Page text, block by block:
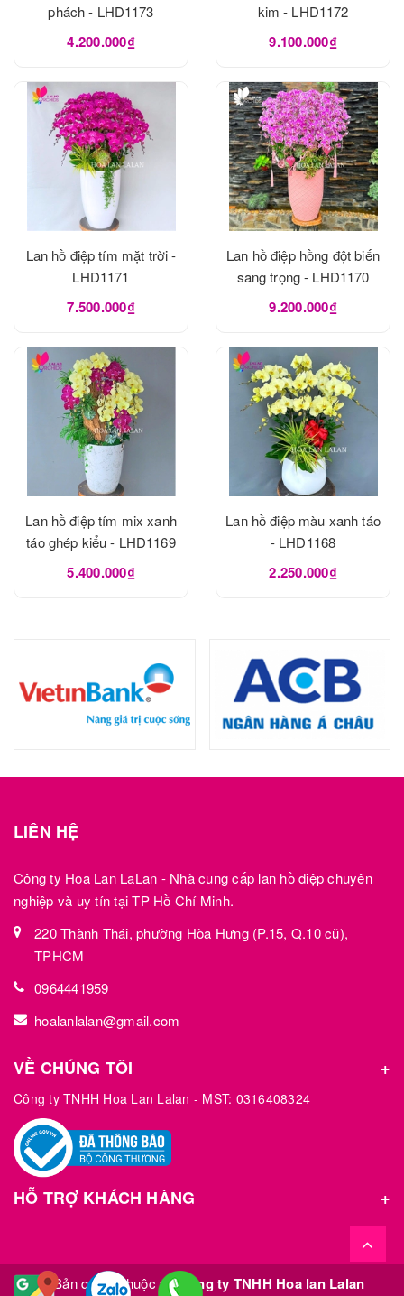
phách - LHD1173
4.200.000₫
kim - LHD1172
9.100.000₫
Lan hồ điệp tím mặt trời -
LHD1171
7.500.000₫
Lan hồ điệp hồng đột biến
sang trọng - LHD1170
9.200.000₫
Lan hồ điệp tím mix xanh
táo ghép kiểu - LHD1169
5.400.000₫
Lan hồ điệp màu xanh táo
- LHD1168
2.250.000₫
LIÊN HỆ
Công ty Hoa Lan LaLan - Nhà cung cấp lan hồ điệp chuyên
nghiệp và uy tín tại TP Hồ Chí Minh.
220 Thành Thái, phường Hòa Hưng (P.15, Q.10 cũ),
TPHCM
0964441959
hoalanlalan@gmail.com
VỀ CHÚNG TÔI
Công ty TNHH Hoa Lan Lalan - MST: 0316408324
HỖ TRỢ KHÁCH HÀNG
© Bản quyền thuộc vềCông ty TNHH Hoa lan Lalan